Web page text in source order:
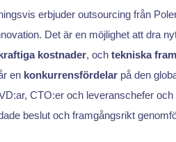
erbjuder outsourcing från
Det är en möjlighet att dra
kostnader, och tekniska
en konkurrensfördelarpå den
CTO:er och leveranschefer
beslut och framgångsrikt